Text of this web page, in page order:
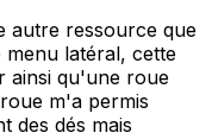
autre ressource que
menu latéral, cette
ainsi qu'une roue
m'a permis
des dés mais